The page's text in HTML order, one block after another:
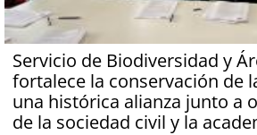
Servicio de Biodiversidad y
fortalece la conservación de
una histórica alianza junto a
de la sociedad civil y la